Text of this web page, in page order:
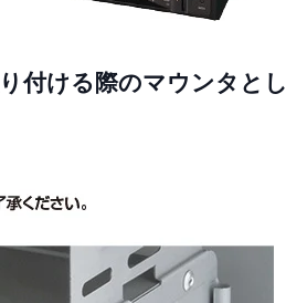
付ける際のマウンタとし